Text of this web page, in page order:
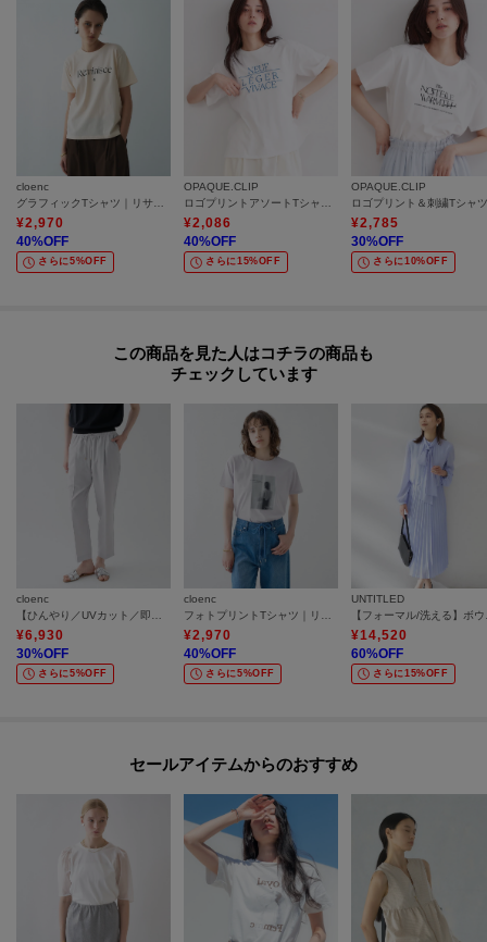
cloenc
グラフィックTシャツ｜リサイクルポリエステル
¥2,970
40%OFF
さらに5%OFF
OPAQUE.CLIP
ロゴプリントアソートTシャツ【洗濯機OK】
¥2,086
40%OFF
さらに15%OFF
OPAQUE.CLIP
¥2,785
30%OFF
さらに10%OFF
この商品を見た人はコチラの商品も
チェックしています
cloenc
¥6,930
30%OFF
さらに5%OFF
cloenc
¥2,970
40%OFF
さらに5%OFF
UNTITLED
¥14,520
60%OFF
さらに15%OFF
セールアイテムからのおすすめ